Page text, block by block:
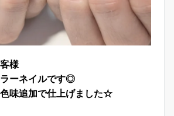
様
ーネイルです◎
味追加で仕上げました☆